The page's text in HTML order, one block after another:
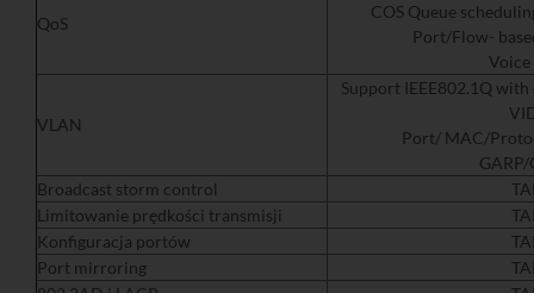
QoS
COS Queue
Port/Flow-
Voice
VLAN
Support IEEE802.1Q
Port/ MAC/
GARP/
Broadcast storm control
Limitowanie prędkości transmisji
Konfiguracja portów
Port mirroring